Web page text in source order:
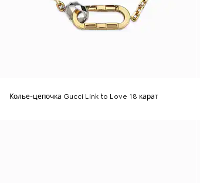
Колье-цепочка Gucci Link to Love 18 карат